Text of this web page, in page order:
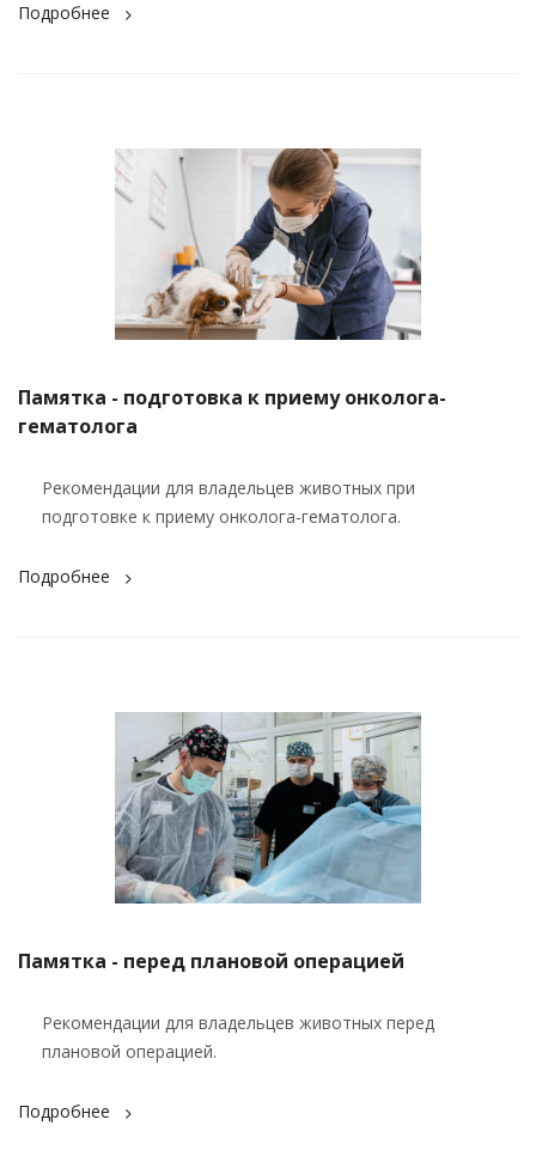
Подробнее
Памятка - подготовка к приему онколога-
гематолога
Рекомендации для владельцев животных при
подготовке к приему онколога-гематолога.
Подробнее
Памятка - перед плановой операцией
Рекомендации для владельцев животных перед
плановой операцией.
Подробнее